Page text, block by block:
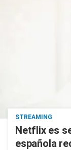
STREAMING
Netflix es
española